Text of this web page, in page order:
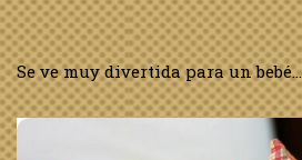
Se ve muy divertida para un